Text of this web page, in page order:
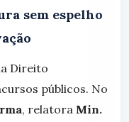
sem espelho
Direito
públicos. No
, relatora Min.